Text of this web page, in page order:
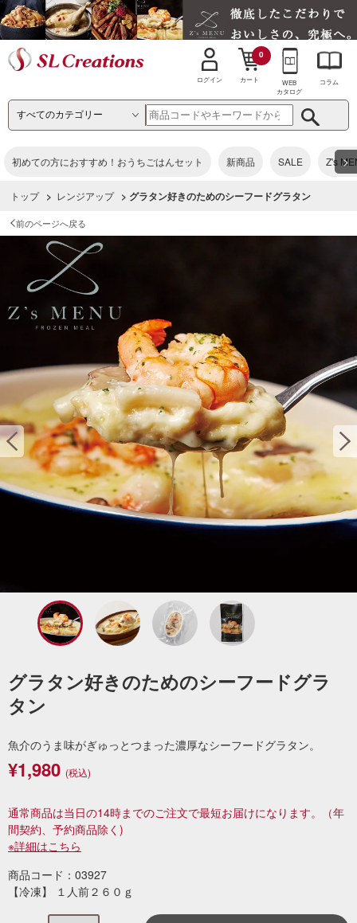
ログイン カート
0
WEB
カタログ
コラム
初めての方におすすめ！おうちごはんセット 新商品 SALE Z's >
トップ > レンジアップ > グラタン好きのためのシーフードグラタン
前のページへ戻る
グラタン好きのためのシーフードグラ
タン
魚介のうま味がぎゅっとつまった濃厚なシーフードグラタン。
¥1,980 (税込)
通常商品は当日の14時までのご注文で最短お届けになります。
（年
間契約、予約商品除く)
※詳細はこちら
商品コード：03927
【冷凍】 １人前２６０ｇ